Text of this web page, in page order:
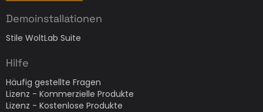
Demoinstallationen
Stile WoltLab Suite
Hilfe
Häufig gestellte Fragen
Lizenz - Kommerzielle Produkte
Lizenz - Kostenlose Produkte